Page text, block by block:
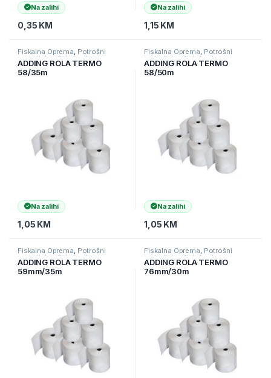
Na zalihi
0,35 KM
Na zalihi
1,15 KM
Fiskalna Oprema, Potrošni
materijal za fiskalne kase
ADDING ROLA TERMO
58/35m
Na zalihi
1,05 KM
Fiskalna Oprema, Potrošni
materijal za fiskalne kase
ADDING ROLA TERMO
58/50m
Na zalihi
1,05 KM
Fiskalna Oprema, Potrošni
materijal za fiskalne kase
ADDING ROLA TERMO
59mm/35m
Fiskalna Oprema, Potrošni
materijal za fiskalne kase
ADDING ROLA TERMO
76mm/30m